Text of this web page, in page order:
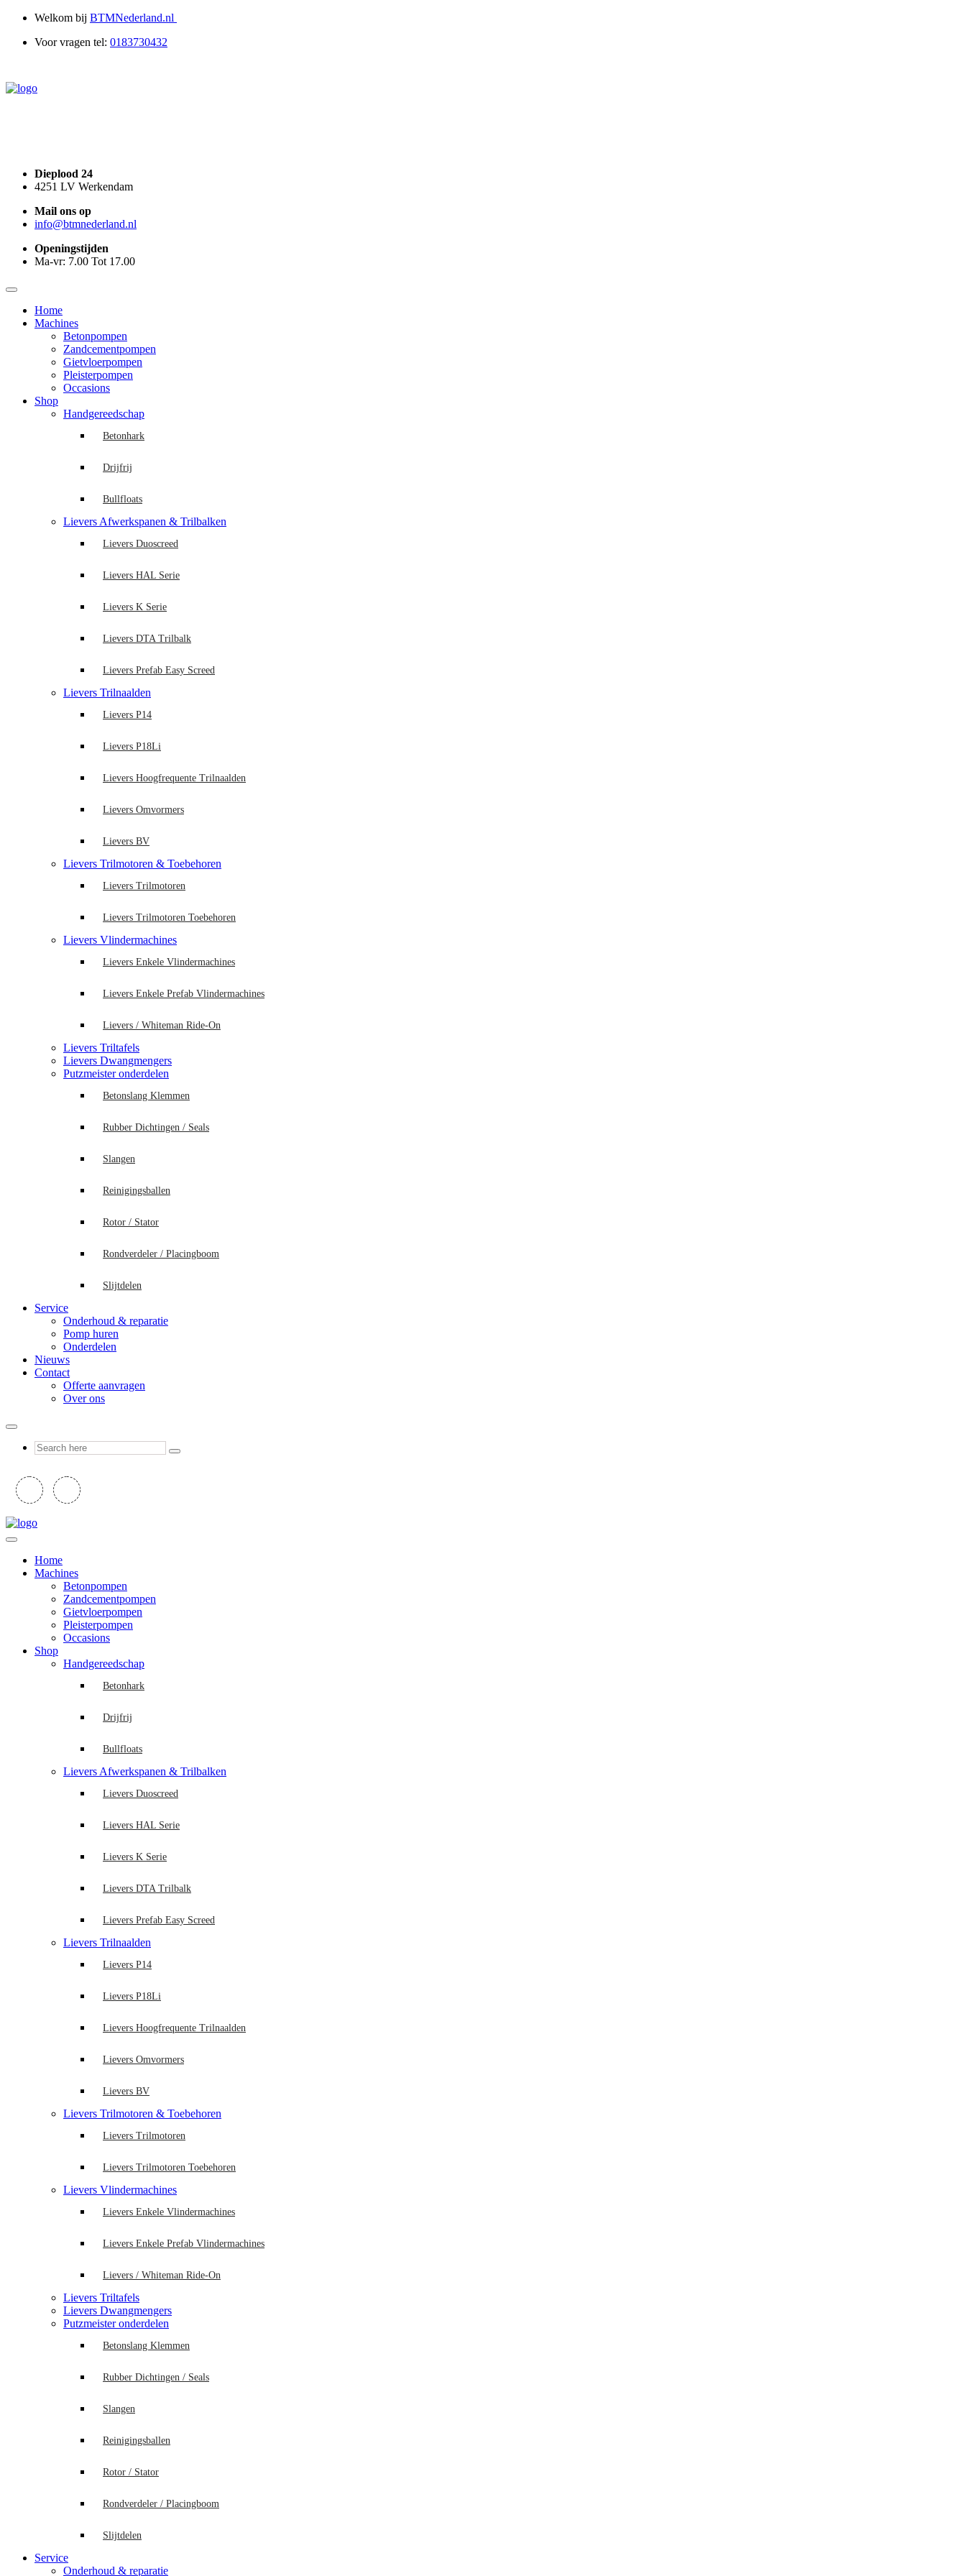
Welkom bij BTMNederland.nl
Voor vragen tel: 0183730432
Dieplood 24
4251 LV Werkendam
Mail ons op
info@btmnederland.nl
Openingstijden
Ma-vr: 7.00 Tot 17.00
Home
Machines
Betonpompen
Zandcementpompen
Gietvloerpompen
Pleisterpompen
Occasions
Shop
Handgereedschap
Betonhark
Drijfrij
Bullfloats
Lievers Afwerkspanen & Trilbalken
Lievers Duoscreed
Lievers HAL Serie
Lievers K Serie
Lievers DTA Trilbalk
Lievers Prefab Easy Screed
Lievers Trilnaalden
Lievers P14
Lievers P18Li
Lievers Hoogfrequente Trilnaalden
Lievers Omvormers
Lievers BV
Lievers Trilmotoren & Toebehoren
Lievers Trilmotoren
Lievers Trilmotoren Toebehoren
Lievers Vlindermachines
Lievers Enkele Vlindermachines
Lievers Enkele Prefab Vlindermachines
Lievers / Whiteman Ride-On
Lievers Triltafels
Lievers Dwangmengers
Putzmeister onderdelen
Betonslang Klemmen
Rubber Dichtingen / Seals
Slangen
Reinigingsballen
Rotor / Stator
Rondverdeler / Placingboom
Slijtdelen
Service
Onderhoud & reparatie
Pomp huren
Onderdelen
Nieuws
Contact
Offerte aanvragen
Over ons
Home
Machines
Betonpompen
Zandcementpompen
Gietvloerpompen
Pleisterpompen
Occasions
Shop
Handgereedschap
Betonhark
Drijfrij
Bullfloats
Lievers Afwerkspanen & Trilbalken
Lievers Duoscreed
Lievers HAL Serie
Lievers K Serie
Lievers DTA Trilbalk
Lievers Prefab Easy Screed
Lievers Trilnaalden
Lievers P14
Lievers P18Li
Lievers Hoogfrequente Trilnaalden
Lievers Omvormers
Lievers BV
Lievers Trilmotoren & Toebehoren
Lievers Trilmotoren
Lievers Trilmotoren Toebehoren
Lievers Vlindermachines
Lievers Enkele Vlindermachines
Lievers Enkele Prefab Vlindermachines
Lievers / Whiteman Ride-On
Lievers Triltafels
Lievers Dwangmengers
Putzmeister onderdelen
Betonslang Klemmen
Rubber Dichtingen / Seals
Slangen
Reinigingsballen
Rotor / Stator
Rondverdeler / Placingboom
Slijtdelen
Service
Onderhoud & reparatie